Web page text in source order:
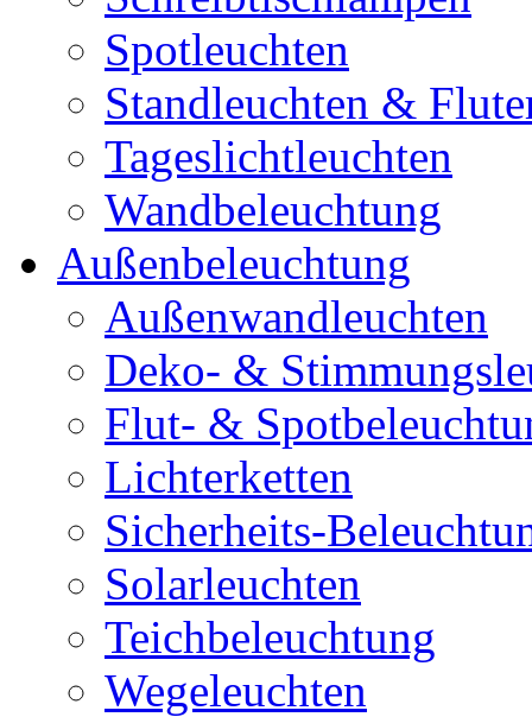
Spotleuchten
Standleuchten &
Tageslichtleuchten
Wandbeleuchtung
Außenbeleuchtung
Außenwandleuchten
Deko- &
Flut- &
Lichterketten
Sicherheits-
Solarleuchten
Teichbeleuchtung
Wegeleuchten